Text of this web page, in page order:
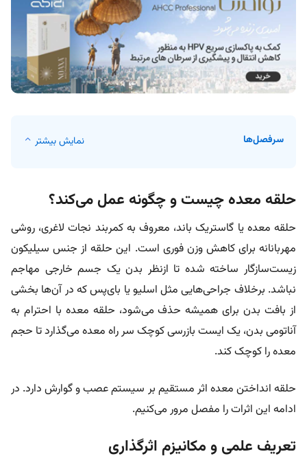
سرفصل‌ها نمایش بیشتر
حلقه معده چیست و چگونه عمل می‌کند؟
حلقه معده یا گاستریک باند، معروف به کمربند نجات لاغری، روشی
مهربانانه‌ برای کاهش وزن فوری است. این حلقه از جنس سیلیکون
زیست‌سازگار ساخته شده تا ازنظر بدن یک جسم خارجی مهاجم
نباشد. برخلاف جراحی‌هایی مثل اسلیو یا بای‌پس که در آن‌ها بخشی
از بافت بدن برای همیشه حذف می‌شود، حلقه معده با احترام به
آناتومی بدن، یک ایست بازرسی کوچک سر راه معده می‌گذارد تا حجم
معده را کوچک کند.
حلقه انداختن معده اثر مستقیم بر سیستم عصب و گوارش دارد. در
ادامه این اثرات را مفصل مرور می‌کنیم.
تعریف علمی و مکانیزم اثرگذاری